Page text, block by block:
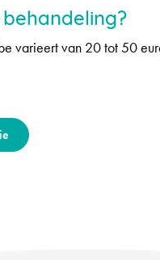
varieert van 20 tot 50